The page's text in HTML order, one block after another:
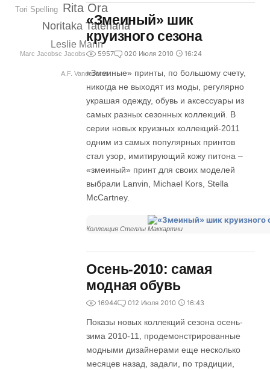
Rita Ora
Noritaka Tatehana
Leslie Mann
Tori Spelling
Marc Jacobsc Jacobs
A.F. Vandevorst
«Змеиный» шик
круизного сезона
5957 020 Июля 2010 16:24
«Змеиные» принты, по большому счету,
никогда не выходят из моды, регулярно
украшая одежду, обувь и аксессуары из
самых разных сезонных коллекций. В
серии новых круизных коллекций-2011
одним из самых популярных принтов
стал узор, имитирующий кожу питона –
«змеиный» принт для своих моделей
выбрали Lanvin, Michael Kors, Stella
McCartney.
Коллекция Стеллы Маккартни
Осень-2010: самая
модная обувь
16944 012 Июля 2010 16:43
Показы новых коллекций сезона осень-
зима 2010-11, продемонстрированные
модными дизайнерами еще несколько
месяцев назад, задали, по традиции,